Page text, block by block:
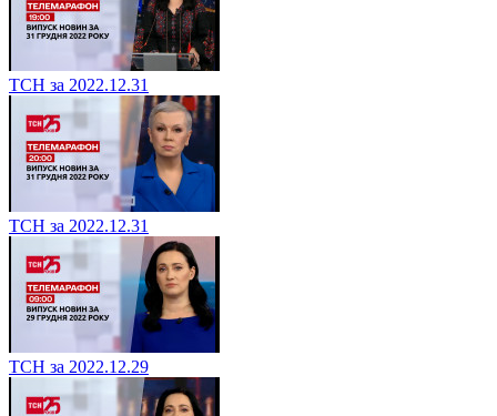
ТСН за 2022.12.31
ТСН за 2022.12.31
ТСН за 2022.12.29